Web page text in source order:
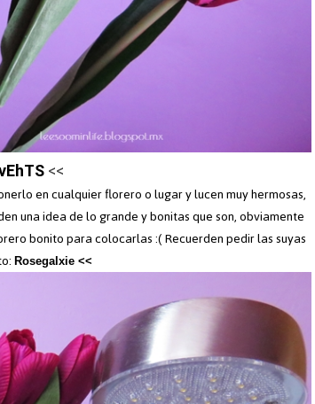
<<
en cualquier florero o lugar y lucen muy hermosas,
una idea de lo grande y bonitas que son, obviamente
bonito para colocarlas :( Recuerden pedir las suyas
Rosegalxie <<